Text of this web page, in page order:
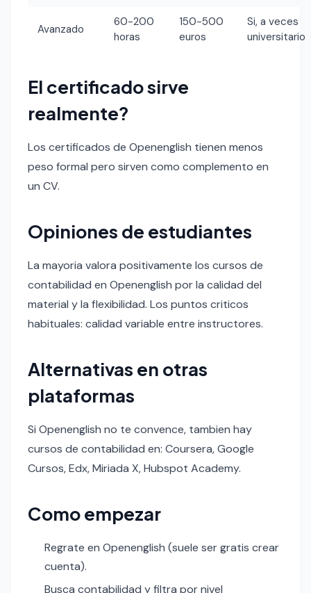
Avanzado
60-200
horas
150-500
euros
Si, a veces
universitario
El certificado sirve
realmente?
Los certificados de Openenglish tienen menos
peso formal pero sirven como complemento en
un CV.
Opiniones de estudiantes
La mayoria valora positivamente los cursos de
contabilidad en Openenglish por la calidad del
material y la flexibilidad. Los puntos criticos
habituales: calidad variable entre instructores.
Alternativas en otras
plataformas
Si Openenglish no te convence, tambien hay
cursos de contabilidad en: Coursera, Google
Cursos, Edx, Miriada X, Hubspot Academy.
Como empezar
Regrate en Openenglish (suele ser gratis crear
cuenta).
Busca contabilidad y filtra por nivel